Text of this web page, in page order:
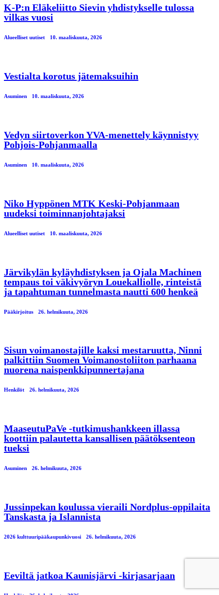
K-P:n Eläkeliitto Sievin yhdistykselle tulossa
vilkas vuosi
Alueelliset uutiset 10. maaliskuuta, 2026
Vestialta korotus jätemaksuihin
Asuminen 10. maaliskuuta, 2026
Vedyn siirtoverkon YVA-menettely käynnistyy
Pohjois-Pohjanmaalla
Asuminen 10. maaliskuuta, 2026
Niko Hyppönen MTK Keski-Pohjanmaan
uudeksi toiminnanjohtajaksi
Alueelliset uutiset 10. maaliskuuta, 2026
Järvikylän kyläyhdistyksen ja Ojala Machinen
tempaus toi väkivyöryn Louekalliolle, rinteistä
ja tapahtuman tunnelmasta nautti 600 henkeä
Pääkirjoitus 26. helmikuuta, 2026
Sisun voimanostajille kaksi mestaruutta, Ninni
palkittiin Suomen Voimanostoliiton parhaana
nuorena naispenkkipunnertajana
Henkilöt 26. helmikuuta, 2026
MaaseutuPaVe -tutkimushankkeen illassa
koottiin palautetta kansallisen päätöksenteon
tueksi
Asuminen 26. helmikuuta, 2026
Jussinpekan koulussa vieraili Nordplus-oppilaita
Tanskasta ja Islannista
2026 kulttuuripääkaupunkivuosi 26. helmikuuta, 2026
Eeviltä jatkoa Kaunisjärvi -kirjasarjaan